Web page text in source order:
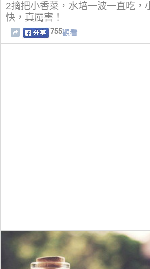
2摘把小香菜，水培一波一直吃，
快，真厲害！
755觀看